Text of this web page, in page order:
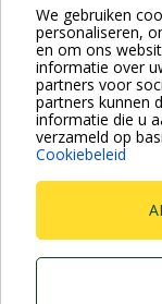
We gebruiken
personaliseren,
en om ons
informatie over
partners voor
partners kunnen
informatie die u
verzameld op
Cookiebeleid
EVOPLUS SAN
welke kunnen
Dab Pumps Spa © Via